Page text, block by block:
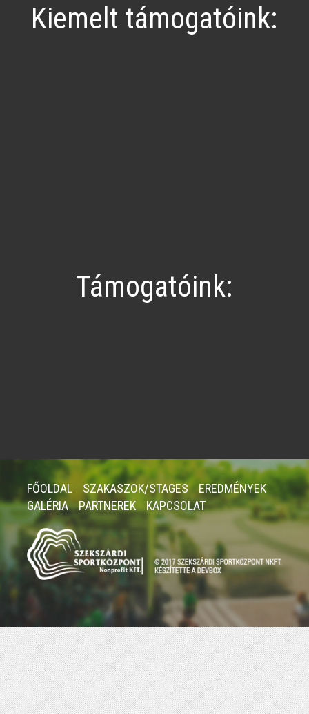
Kiemelt támogatóink:
Támogatóink:
FŐOLDAL SZAKASZOK/STAGES
EREDMÉNYEK
GALÉRIA
PARTNEREK KAPCSOLAT